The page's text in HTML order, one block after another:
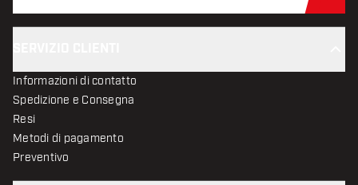
Informazioni di contatto
Spedizione e Consegna
Resi
Metodi di pagamento
Preventivo